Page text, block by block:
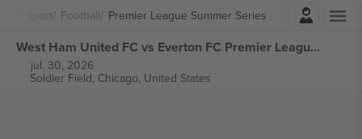
Sport Football Premier League Summer Series
Logg Inn
West Ham United FC vs Everton FC Premier League Summer Series billetter
jul. 30, 2026
Soldier Field, Chicago, United States